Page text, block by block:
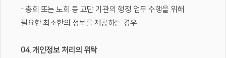
- 총회 또는 노회 등 교단 기관의 행정 업무 수행을 위해
필요한 최소한의 정보를 제공하는 경우
04. 개인정보 처리의 위탁